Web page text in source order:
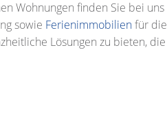
Wohnungen finden Sie bei uns
sowie Ferienimmobilienfür die
Lösungen zu bieten, die